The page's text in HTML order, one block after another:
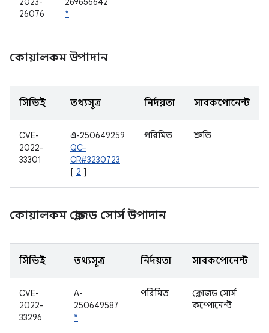
26076
*
কোয়ালকম উপাদান
সিভিই তথ্যসূত্র নির্দয়তা সাবকম্পোনেন্ট
CVE-
2022-
33301
এ-250649259
QC-
CR#3230723
[ 2 ]
পরিমিত শ্রুতি
কোয়ালকম ক্লোজড সোর্স উপাদান
সিভিই তথ্যসূত্র নির্দয়তা সাবকম্পোনেন্ট
CVE-
2022-
33296
A-
250649587
*
পরিমিত
ক্লোজড সোর্স
কম্পোনেন্ট